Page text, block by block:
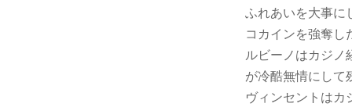
ふれあいを大事に
コカインを強奪し
ルビーノはカジノ
が冷酷無情にして
ヴィンセントはカ